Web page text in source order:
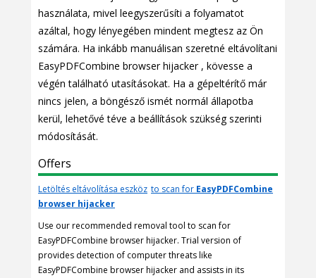
használata, mivel leegyszerűsíti a folyamatot
azáltal, hogy lényegében mindent megtesz az Ön
számára. Ha inkább manuálisan szeretné eltávolítani
EasyPDFCombine browser hijacker , kövesse a
végén található utasításokat. Ha a gépeltérítő már
nincs jelen, a böngésző ismét normál állapotba
kerül, lehetővé téve a beállítások szükség szerinti
módosítását.
Offers
Letöltés eltávolítása eszköz to scan for EasyPDFCombine
browser hijacker
Use our recommended removal tool to scan for
EasyPDFCombine browser hijacker. Trial version of
provides detection of computer threats like
EasyPDFCombine browser hijacker and assists in its